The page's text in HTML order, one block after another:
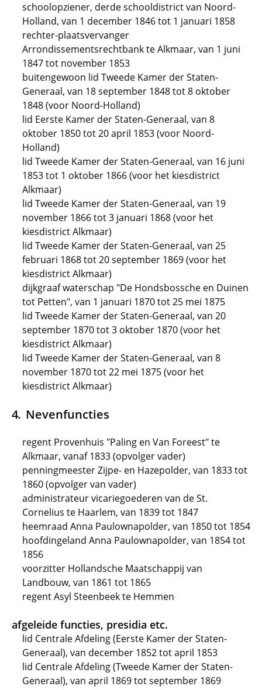
schoolopziener, derde schooldistrict van Noord-
Holland, van 1 december 1846 tot 1 januari 1858
rechter-plaatsvervanger
Arrondissementsrechtbank te Alkmaar, van 1 juni
1847 tot november 1853
buitengewoon lid Tweede Kamer der Staten-
Generaal, van 18 september 1848 tot 8 oktober
1848 (voor Noord-Holland)
lid Eerste Kamer der Staten-Generaal, van 8
oktober 1850 tot 20 april 1853 (voor Noord-
Holland)
lid Tweede Kamer der Staten-Generaal, van 16 juni
1853 tot 1 oktober 1866 (voor het kiesdistrict
Alkmaar)
lid Tweede Kamer der Staten-Generaal, van 19
november 1866 tot 3 januari 1868 (voor het
kiesdistrict Alkmaar)
lid Tweede Kamer der Staten-Generaal, van 25
februari 1868 tot 20 september 1869 (voor het
kiesdistrict Alkmaar)
dijkgraaf waterschap "De Hondsbossche en Duinen
tot Petten", van 1 januari 1870 tot 25 mei 1875
lid Tweede Kamer der Staten-Generaal, van 20
september 1870 tot 3 oktober 1870 (voor het
kiesdistrict Alkmaar)
lid Tweede Kamer der Staten-Generaal, van 8
november 1870 tot 22 mei 1875 (voor het
kiesdistrict Alkmaar)
Nevenfuncties
regent Provenhuis "Paling en Van Foreest" te
Alkmaar, vanaf 1833 (opvolger vader)
penningmeester Zijpe- en Hazepolder, van 1833 tot
1860 (opvolger van vader)
administrateur vicariegoederen van de St.
Cornelius te Haarlem, van 1839 tot 1847
heemraad Anna Paulownapolder, van 1850 tot 1854
hoofdingeland Anna Paulownapolder, van 1854 tot
1856
voorzitter Hollandsche Maatschappij van
Landbouw, van 1861 tot 1865
regent Asyl Steenbeek te Hemmen
afgeleide functies, presidia etc.
lid Centrale Afdeling (Eerste Kamer der Staten-
Generaal), van december 1852 tot april 1853
lid Centrale Afdeling (Tweede Kamer der Staten-
Generaal), van april 1869 tot september 1869